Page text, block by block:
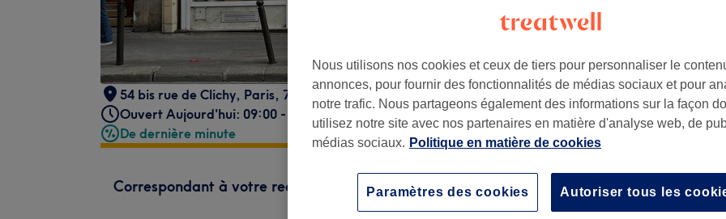
54 bis rue de Clichy, Paris, 75009 - Fait partie de À Vous De Plaire
Ouvert Aujourd'hui: 09:00 - 18:00
De dernière minute
Correspondant à votre recherche
Drainage lymphatique (30min)
Nous utilisons nos cookies et ceux de tiers pour personnaliser le
annonces, pour fournir des fonctionnalités de médias sociaux et pour
notre trafic. Nous partageons également des informations sur la façon
utilisez notre site avec nos partenaires en matière d'analyse web, de
médias sociaux. Politique en matière de cookies
Autoriser tous les
Paramètres des cookies